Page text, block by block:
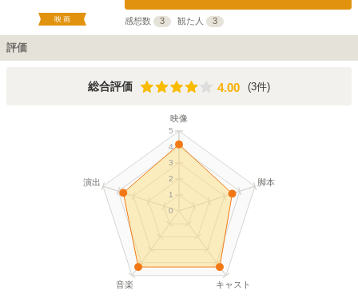
映画 感想数 3 観た人 3
評価
総合評価 4.00
4.00 (3件)
映像
脚本
キャスト
音楽
演出
0
1
2
3
4
5